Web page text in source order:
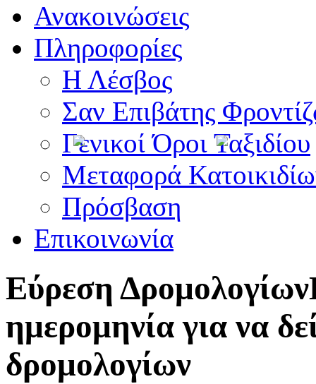
Ανακοινώσεις
Πληροφορίες
Η Λέσβος
Σαν Επιβάτης
Γενικοί Όροι Ταξιδίου
Μεταφορά
Πρόσβαση
Επικοινωνία
Εύρεση Δρομολογίων
ημερομηνία για να
δρομολογίων